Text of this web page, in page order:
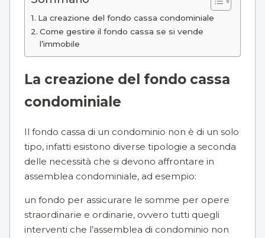
La creazione del fondo cassa condominiale
Come gestire il fondo cassa se si vende
l’immobile
La creazione del fondo cassa
condominiale
Il fondo cassa di un condominio non è di un solo
tipo, infatti esistono diverse tipologie a seconda
delle necessità che si devono affrontare in
assemblea condominiale, ad esempio:
un fondo per assicurare le somme per opere
straordinarie e ordinarie, ovvero tutti quegli
interventi che l’assemblea di condominio non